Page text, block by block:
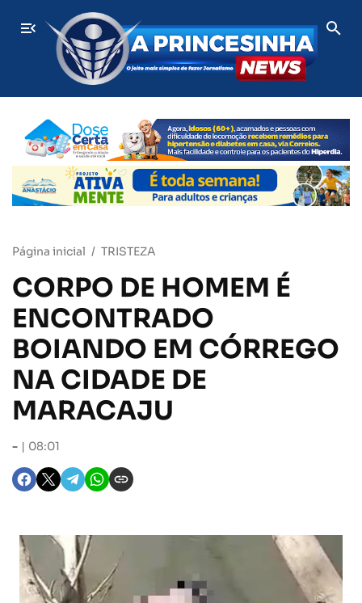
ÚLTIMAS Aos 86 anos, dona Raimunda mantém venda de
Página inicial TRISTEZA
CORPO DE HOMEM É
ENCONTRADO
BOIANDO EM CÓRREGO
NA CIDADE DE
MARACAJU
- 08:01